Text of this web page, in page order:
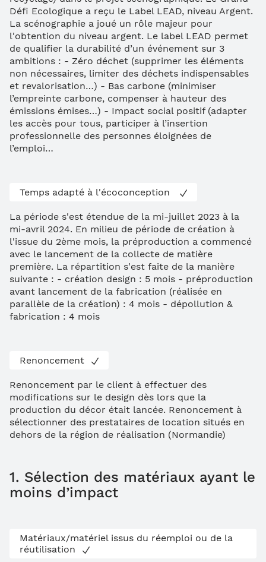
Défi Ecologique a reçu le Label LEAD, niveau Argent.
La scénographie a joué un rôle majeur pour
l'obtention du niveau argent. Le label LEAD permet
de qualifier la durabilité d’un événement sur 3
ambitions : - Zéro déchet (supprimer les éléments
non nécessaires, limiter des déchets indispensables
et revalorisation…) - Bas carbone (minimiser
l’empreinte carbone, compenser à hauteur des
émissions émises…) - Impact social positif (adapter
les accès pour tous, participer à l’insertion
professionnelle des personnes éloignées de
l’emploi…
Temps adapté à l'écoconception
La période s'est étendue de la mi-juillet 2023 à la
mi-avril 2024. En milieu de période de création à
l'issue du 2ème mois, la préproduction a commencé
avec le lancement de la collecte de matière
première. La répartition s'est faite de la manière
suivante : - création design : 5 mois - préproduction
avant lancement de la fabrication (réalisée en
parallèle de la création) : 4 mois - dépollution &
fabrication : 4 mois
Renoncement
Renoncement par le client à effectuer des
modifications sur le design dès lors que la
production du décor était lancée. Renoncement à
sélectionner des prestataires de location situés en
dehors de la région de réalisation (Normandie)
1. Sélection des matériaux ayant le
moins d’impact
Matériaux/matériel issus du réemploi ou de la
réutilisation